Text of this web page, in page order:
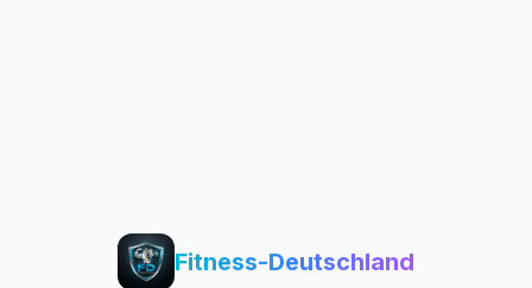
Fitness-Deutschland